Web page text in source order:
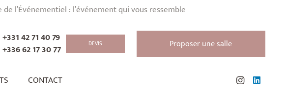
de l’Événementiel : l’événement qui vous ressemble
+331 42 71 40 79
+336 62 17 30 77
DEVIS Proposer une salle
CONTACT